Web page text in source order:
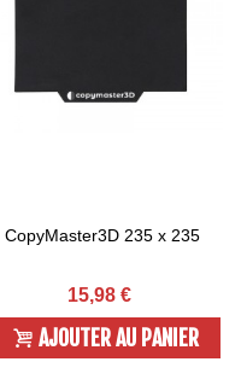
CopyMaster3D 235 x 235
15,98 €
AJOUTER AU PANIER